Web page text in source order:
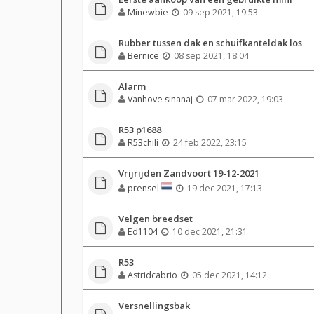
Minewbie 09 sep 2021, 19:53
Rubber tussen dak en schuifkanteldak los
Bernice 08 sep 2021, 18:04
Alarm
Vanhove sinanaj 07 mar 2022, 19:03
R53 p1688
R53chili 24 feb 2022, 23:15
Vrijrijden Zandvoort 19-12-2021
prensel 19 dec 2021, 17:13
Velgen breedset
Ed1104 10 dec 2021, 21:31
R53
Astridcabrio 05 dec 2021, 14:12
Versnellingsbak